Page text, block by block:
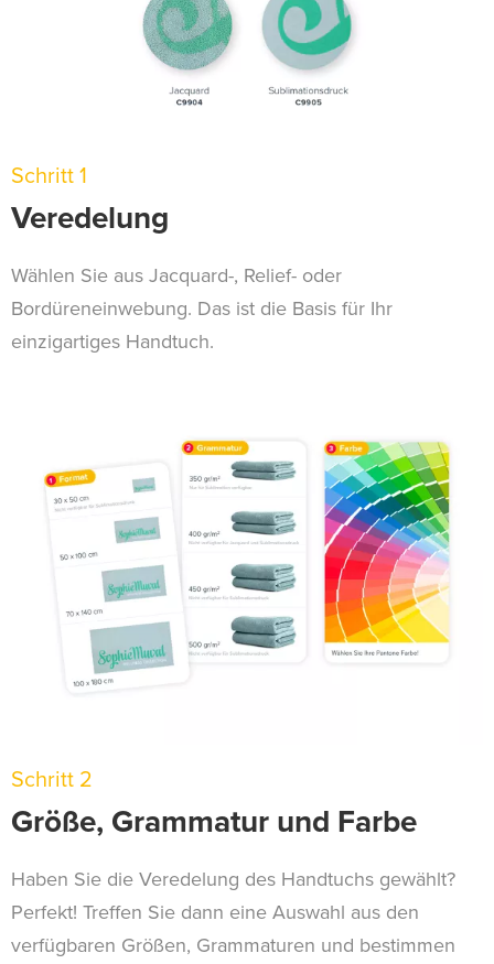
Schritt 1
Veredelung
Wählen Sie aus Jacquard-, Relief- oder
Bordüreneinwebung. Das ist die Basis für Ihr
einzigartiges Handtuch.
Schritt 2
Größe, Grammatur und Farbe
Haben Sie die Veredelung des Handtuchs gewählt?
Perfekt! Treffen Sie dann eine Auswahl aus den
verfügbaren Größen, Grammaturen und bestimmen